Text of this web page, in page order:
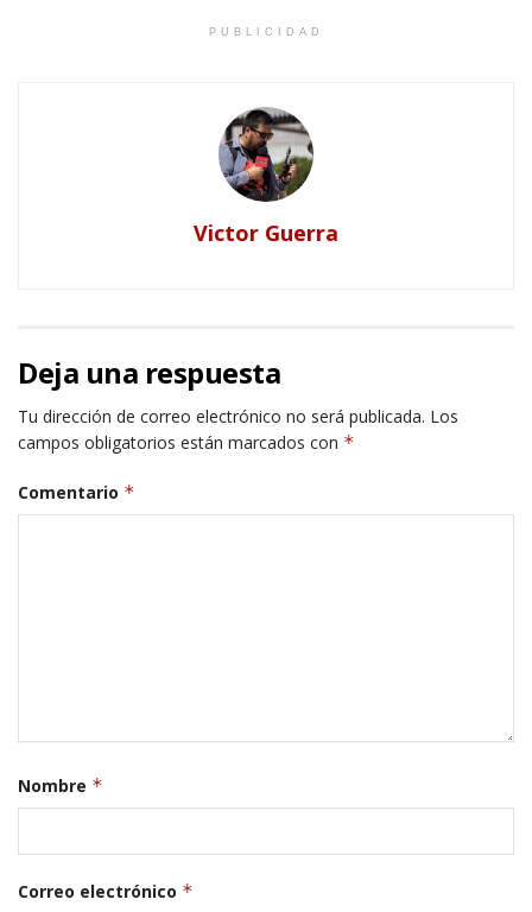
PUBLICIDAD
Victor Guerra
Deja una respuesta
Tu dirección de correo electrónico no será publicada. Los
campos obligatorios están marcados con *
Comentario *
Nombre *
Correo electrónico *